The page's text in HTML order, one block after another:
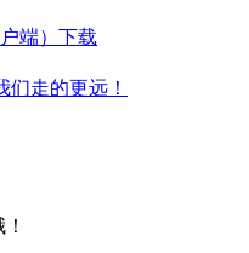
端）下载
走的更远！